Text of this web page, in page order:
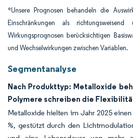
*Unsere Prognosen behandeln die
Einschränkungen als
Wirkungsprognosen berücksichtigen
und Wechselwirkungen zwischen Variablen.
Segmentanalyse
Nach Produkttyp: Metalloxide
Polymere schreiben die
Metalloxide hielten im Jahr 2025
%, gestützt durch den